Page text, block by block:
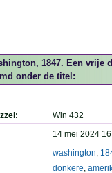
1847. Een vrije
onder de titel:
Win 432
14 mei 2024
washington,
donkere,